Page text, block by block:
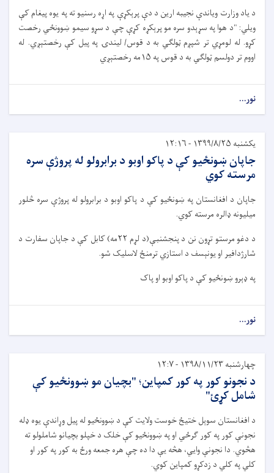
د یاد وزارت ویاندې نجیبه ارین د دې پرېکړې په اړه رسنیو ته په یوه پیغام کې
ویلي: "د هوا په سړېدو سره مو پرېکړه کړې چې د سړو سیمو ښوونځي رخصت
کړو. له لومړي تر شپږم ټولګي به د قوس/ لیندۍ په پيل کې رخصتېږي. له
اووم تر دولسم ټولګي به د قوس په ۱۵مه رخصتېږي
نور...
یکشنبه ۱۳۹۹/۸/۲۵ - ۱۲:۱۶
جاپان ښونځیو کې د پاکو اوبو د برابرولو له پروژې سره
مرسته کوي
جاپان د افغانستان په ښونځیو کې د پاکو اوبو د برابرولو له پروژې سره څلور
میلیونه ډالره مرسته کوي.
د دغو مرستو تړون نن د پنجشنبې(د لړم ۲۲مه) کابل کې د جاپان سفارت د
شارژدافیر او یونېسف د استازي ترمنځ لاسلیک شو.
په ډېرو ښونځیو کې د پاکو اوبو او پاک
نور...
چهارشنبه ۱۳۹۸/۱۱/۲۳ - ۱۲:۷
د نجونو کور په کور کمپاین؛ "بچیان مو ښوونځيو کې
شامل کړئ"
د افغانستان سوېل ختیځ خوست ولایت کې د ښوونځیو له پیل وړاندې یوه ډله
نجونې کور په کور ګرځي او په ښوونځیو کې خلک د خپلو بچیانو شاملولو ته
هڅوي. دا نجونې وايي، هڅه یې دا ده چې هره جمعه ورځ به کور په کور او
کلي په کلي د زدکړو کمپاین کوي.